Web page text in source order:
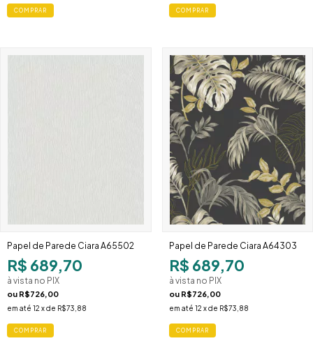
Papel de Parede Ciara A65502
R$ 689,70
à vista no PIX
ou R$726,00
em até 12 x de R$73,88
Papel de Parede Ciara A64303
R$ 689,70
à vista no PIX
ou R$726,00
em até 12 x de R$73,88